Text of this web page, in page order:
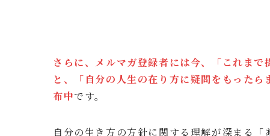
さらに、メルマガ登録者には今、「これまで
と、「自分の人生の在り方に疑問をもった
布中です。
自分の生き方の方針に関する理解が深まる